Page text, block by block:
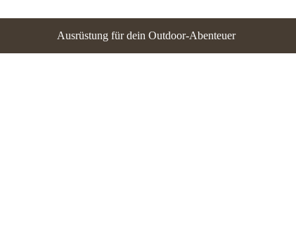
Ausrüstung für dein Outdoor-Abenteuer